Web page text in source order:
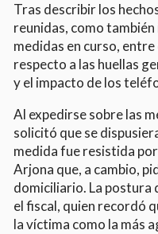
Tras describir los
reunidas, como
medidas en curso,
respecto a las huellas
y el impacto de los
Al expedirse sobre las
solicitó que se
medida fue resistida
Arjona que, a cambio,
domiciliario. La postura
el fiscal, quien recordó
la víctima como la más